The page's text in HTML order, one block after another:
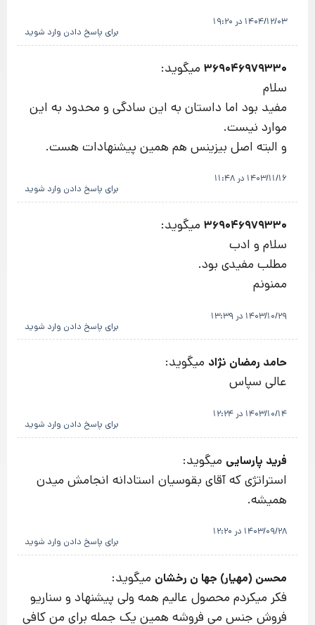
1404/12/03 در 19:20
برای پاسخ دادن وارد شوید
369046979330 میگوید:
سلام
مفید بود اما داستان به این سادگی و محدود به این
موارد نیست.
و البته اصل بیزینس هم همین پیشنهادات هست.
1403/11/16 در 11:48
برای پاسخ دادن وارد شوید
369046979330 میگوید:
سلام و ادب
مطلب مفیدی بود.
ممنونم
1403/10/29 در 13:39
برای پاسخ دادن وارد شوید
حامد رمضان نژاد میگوید:
عالی سپاس
1403/10/14 در 12:24
برای پاسخ دادن وارد شوید
فرید پارسایی میگوید:
استراتژی که آقای بقوسیان استادانه انجامش میدن
همیشه.
1403/09/28 در 12:20
برای پاسخ دادن وارد شوید
محسن (مهیار) جها ن رخشان میگوید:
فکر میکردم محصول عالیم همه ولی پیشنهاد و سناریو
فروش جنس می فروشه همین یک جمله برای من کافی